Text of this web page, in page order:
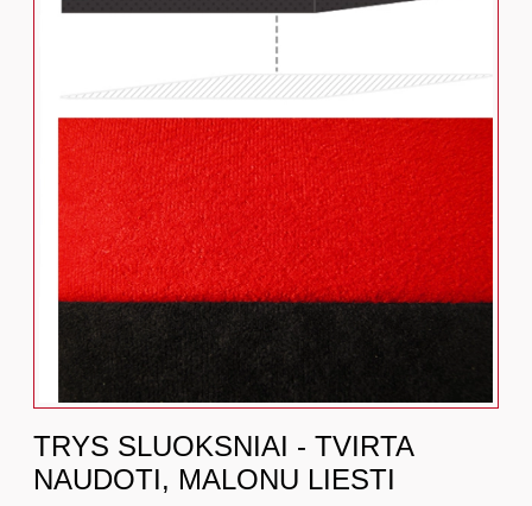
TRYS SLUOKSNIAI - TVIRTA
NAUDOTI, MALONU LIESTI